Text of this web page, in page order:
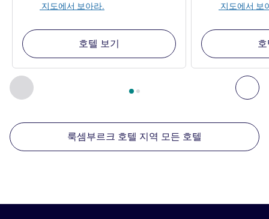
이전 - 주변에 있는 다른 시설 다
2/ 페이지 , 주변에 있는 다른 시설 1 :, 주변에 있는 다른 시
지도에서 보아라.
호텔 보기
지도에서 보
룩셈부르크 호텔 지역 모든 호텔